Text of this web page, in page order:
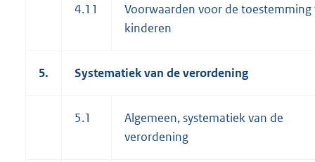
4.11
Voorwaarden voor de toestemming
kinderen
5. Systematiek van de verordening
5.1
Algemeen, systematiek van de
verordening